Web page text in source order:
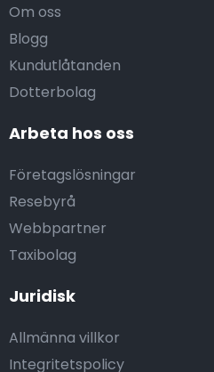
Om oss
Blogg
Kundutlåtanden
Dotterbolag
Arbeta hos oss
Företagslösningar
Resebyrå
Webbpartner
Taxibolag
Juridisk
Allmänna villkor
Integritetspolicy